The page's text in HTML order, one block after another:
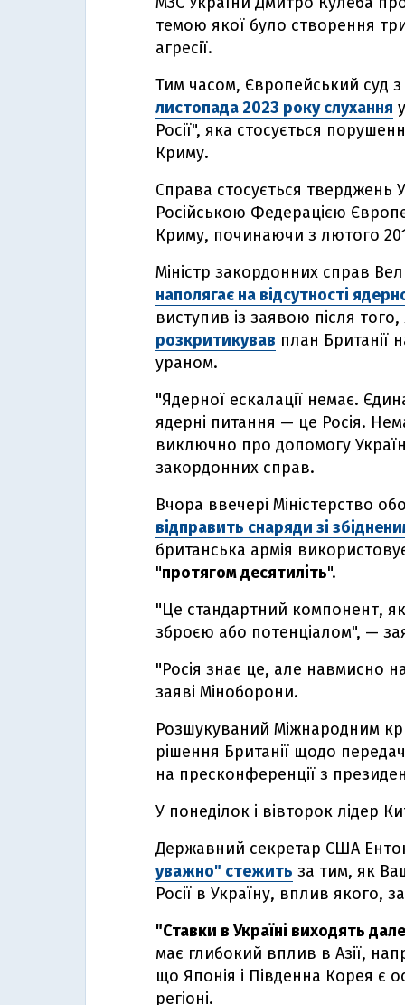
темою якої було створення
агресії.
Тим часом, Європейський суд
листопада 2023 року слухання
Росії", яка стосується
Криму.
Справа стосується тверджень
Російською Федерацією
Криму, починаючи з лютого
Міністр закордонних справ
наполягає на відсутності
виступив із заявою після того,
розкритикував план Британії
ураном.
"Ядерної ескалації немає.
ядерні питання — це Росія.
виключно про допомогу
закордонних справ.
Вчора ввечері Міністерство
відправить снаряди зі
британська армія
"протягом десятиліть".
"Це стандартний компонент,
зброєю або потенціалом", —
"Росія знає це, але навмисно
заяві Міноборони.
Розшукуваний Міжнародним
рішення Британії щодо
на пресконференції з
У понеділок і вівторок лідер
Державний секретар США
уважно" стежить за тим, як
Росії в Україну, вплив якого,
"Ставки в Україні виходять
має глибокий вплив в Азії,
що Японія і Південна Корея є
регіоні.